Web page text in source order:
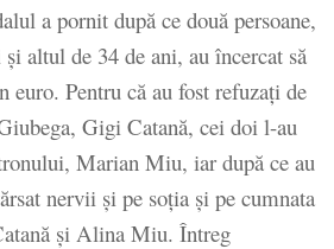
a pornit după ce două persoane,
altul de 34 de ani, au încercat să
euro. Pentru că au fost refuzaţi de
Gigi Catană, cei doi l-au
Marian Miu, iar după ce au
nervii şi pe soţia şi pe cumnata
şi Alina Miu. Întreg